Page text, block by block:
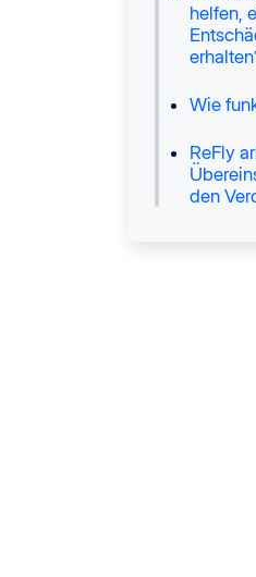
helfen,
Wie
ReFly
den